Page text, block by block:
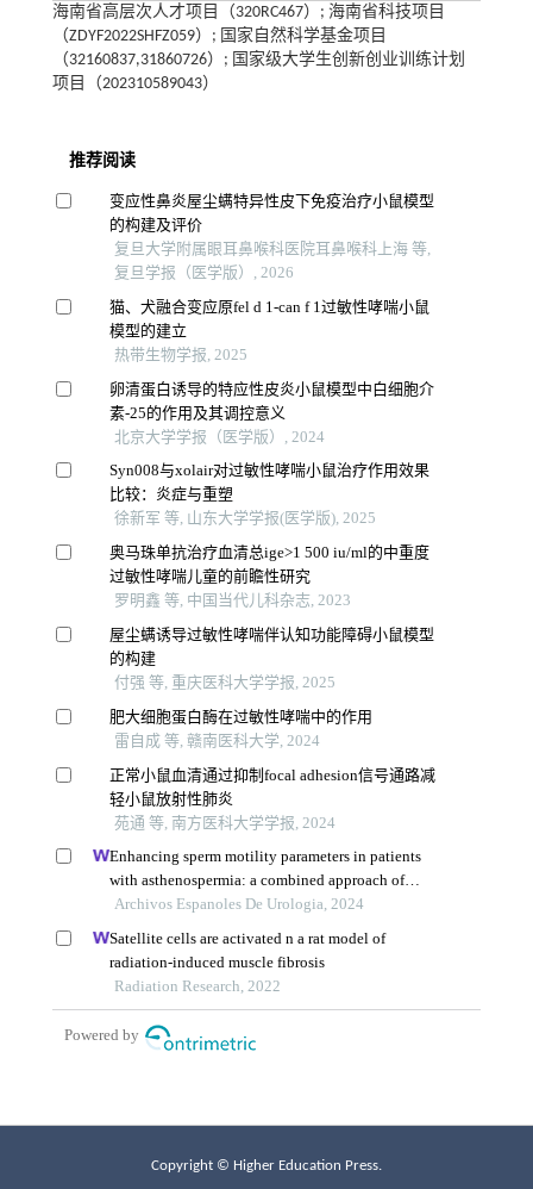
海南省高层次人才项目（320RC467）; 海南省科技项目
（ZDYF2022SHFZ059）; 国家自然科学基金项目
（32160837,31860726）; 国家级大学生创新创业训练计划
项目（202310589043）
Copyright © Higher Education Press.